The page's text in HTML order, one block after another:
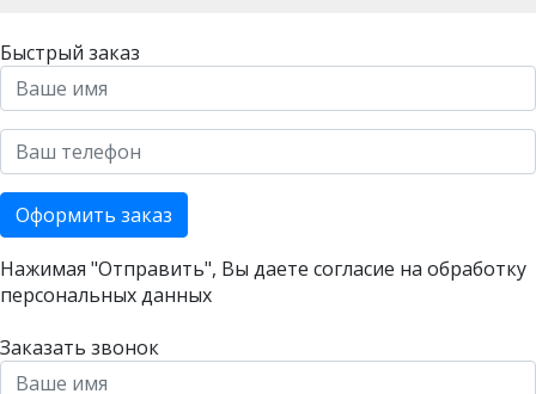
Быстрый заказ
Оформить заказ
Нажимая "Отправить", Вы даете согласие на обработку
персональных данных
Заказать звонок